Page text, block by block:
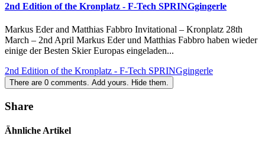
2nd Edition of the Kronplatz - F-Tech SPRINGgingerle
Markus Eder and Matthias Fabbro Invitational – Kronplatz 28th
March – 2nd April Markus Eder und Matthias Fabbro haben wieder
einige der Besten Skier Europas eingeladen...
2nd Edition of the Kronplatz - F-Tech SPRINGgingerle
There are 0 comments. Add yours. Hide them.
Share
Ähnliche Artikel